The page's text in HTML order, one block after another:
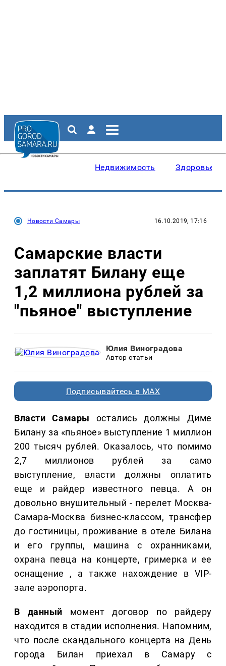
Недвижимость Здоровье
Новости Самары 16.10.2019, 17:16
Самарские власти
заплатят Билану еще
1,2 миллиона рублей за
"пьяное" выступление
Юлия Виноградова
Автор статьи
Подписывайтесь в MAX
Власти Самары остались должны Диме
Билану за «пьяное» выступление 1 миллион
200 тысяч рублей. Оказалось, что помимо
2,7 миллионов рублей за само
выступление, власти должны оплатить
еще и райдер известного певца. А он
довольно внушительный - перелет Москва-
Самара-Москва бизнес-классом, трансфер
до гостиницы, проживание в отеле Билана
и его группы, машина с охранниками,
охрана певца на концерте, гримерка и ее
оснащение , а также нахождение в VIP-
зале аэропорта.
В данный момент договор по райдеру
находится в стадии исполнения. Напомним,
что после скандального концерта на День
города Билан приехал в Самару с